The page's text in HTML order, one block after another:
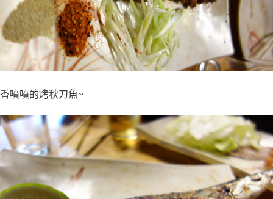
香噴噴的烤秋刀魚~